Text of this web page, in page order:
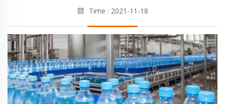
Time : 2021-11-18